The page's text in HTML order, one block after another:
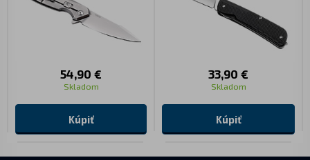
54,90 €
Skladom
Kúpiť
33,90 €
Skladom
Kúpiť